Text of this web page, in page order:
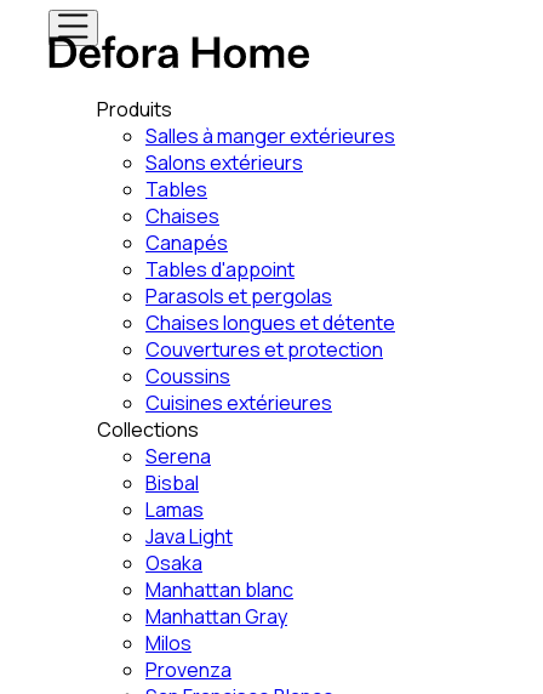
Produits
Salles à manger extérieures
Salons extérieurs
Tables
Chaises
Canapés
Tables d'appoint
Parasols et pergolas
Chaises longues et détente
Couvertures et protection
Coussins
Cuisines extérieures
Collections
Serena
Bisbal
Lamas
Java Light
Osaka
Manhattan blanc
Manhattan Gray
Milos
Provenza